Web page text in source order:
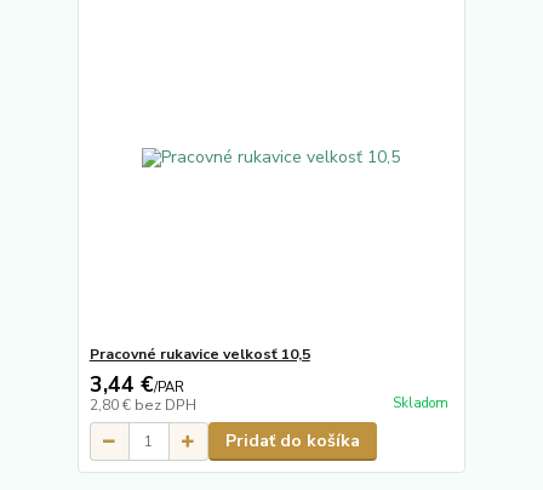
Pracovné rukavice velkosť 10,5
3,44 €/PAR
2,80 € bez DPH Skladom
Pridať do košíka